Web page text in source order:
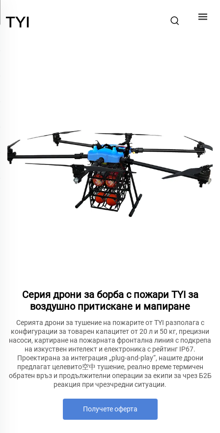
Серия дрони за борба с пожари TYI за
воздушно притискане и мапиране
Серията дрони за тушение на пожарите от TYI разполага с
конфигурации за товарен капацитет от 20 л и 50 кг, прецизни
насоси, картиране на пожарната фронтална линия с подкрепа
на изкуствен интелект и електроника с рейтинг IP67.
Проектирана за интеграция „plug-and-play“, нашите дрони
предлагат целевито空中 тушение, реално време термичен
обратен връз и продължителни операции за екипи за чрез Б2Б
реакция при чрезчредни ситуации.
Получете оферта